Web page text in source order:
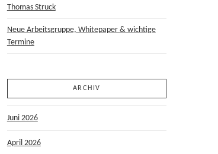
Thomas Struck
Neue Arbeitsgruppe, Whitepaper & wichtige
Termine
ARCHIV
Juni 2026
April 2026